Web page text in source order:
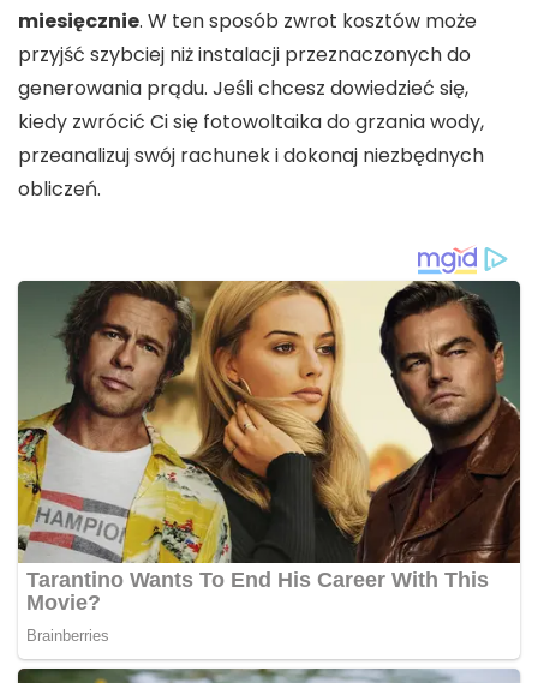
miesięcznie. W ten sposób zwrot kosztów może
przyjść szybciej niż instalacji przeznaczonych do
generowania prądu. Jeśli chcesz dowiedzieć się,
kiedy zwrócić Ci się fotowoltaika do grzania wody,
przeanalizuj swój rachunek i dokonaj niezbędnych
obliczeń.